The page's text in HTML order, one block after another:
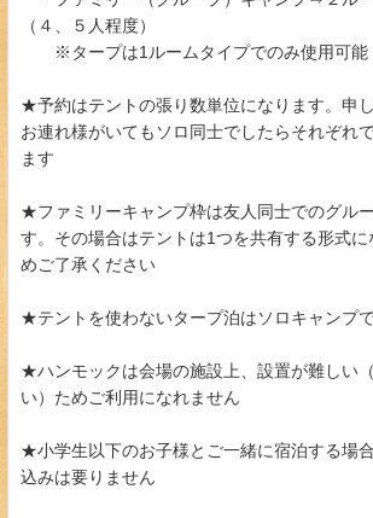
（４、５人程度）
※タープは1ルームタイプでのみ使用可能
★予約はテントの張り数単位になります。申し
お連れ様がいてもソロ同士でしたらそれぞれ
ます
★ファミリーキャンプ枠は友人同士でのグル
す。その場合はテントは1つを共有する形式に
めご了承ください
★テントを使わないタープ泊はソロキャンプ
★ハンモックは会場の施設上、設置が難しい
い）ためご利用になれません
★小学生以下のお子様とご一緒に宿泊する場
込みは要りません